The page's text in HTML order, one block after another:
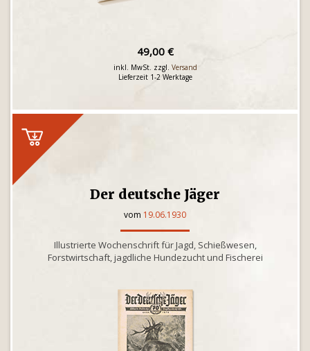
49,00 €
inkl. MwSt. zzgl. Versand
Lieferzeit 1-2 Werktage
Der deutsche Jäger
vom 19.06.1930
Illustrierte Wochenschrift für Jagd, Schießwesen,
Forstwirtschaft, jagdliche Hundezucht und Fischerei